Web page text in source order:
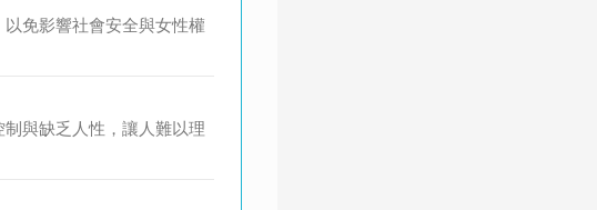
免影響社會安全與女性權
與缺乏人性，讓人難以理